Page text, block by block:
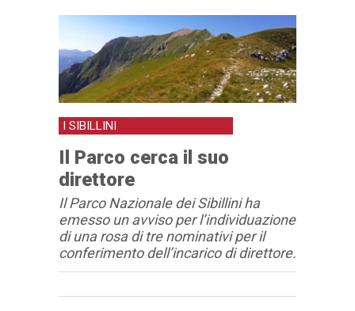
I SIBILLINI
Il Parco cerca il suo
direttore
Il Parco Nazionale dei Sibillini ha
emesso un avviso per l’individuazione
di una rosa di tre nominativi per il
conferimento dell’incarico di direttore.
Articolo
Testo articolo principale